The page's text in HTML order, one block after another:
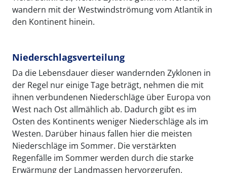
wandern mit der Westwindströmung vom Atlantik in
den Kontinent hinein.
Niederschlagsverteilung
Da die Lebensdauer dieser wandernden Zyklonen in
der Regel nur einige Tage beträgt, nehmen die mit
ihnen verbundenen Niederschläge über Europa von
West nach Ost allmählich ab. Dadurch gibt es im
Osten des Kontinents weniger Niederschläge als im
Westen. Darüber hinaus fallen hier die meisten
Niederschläge im Sommer. Die verstärkten
Regenfälle im Sommer werden durch die starke
Erwärmung der Landmassen hervorgerufen.